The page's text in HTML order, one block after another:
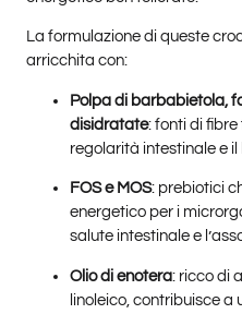
La formulazione di queste
arricchita con:
Polpa di barbabietola,
disidratate: fonti di
regolarità intestinale e
FOS e MOS: prebiotici
energetico per i
salute intestinale e
Olio di enotera: ricco di
linoleico, contribuisce a